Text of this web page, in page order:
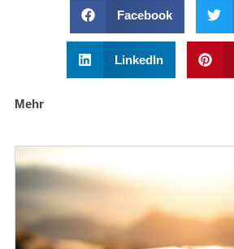
Facebook
LinkedIn
Mehr